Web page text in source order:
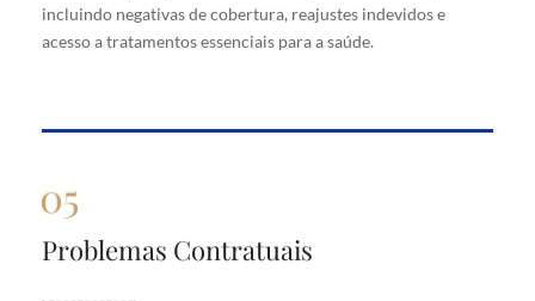
incluindo negativas de cobertura, reajustes indevidos e
acesso a tratamentos essenciais para a saúde.
saúde.
Problemas Contratuais
Problemas Contratuais